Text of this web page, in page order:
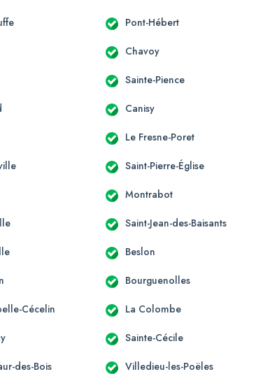
Pont-Hébert
Chavoy
Sainte-Pience
Canisy
Le Fresne-Poret
Saint-Pierre-Église
Montrabot
Saint-Jean-des-Baisants
Beslon
Bourguenolles
Cécelin La Colombe
Sainte-Cécile
des-Bois Villedieu-les-Poëles